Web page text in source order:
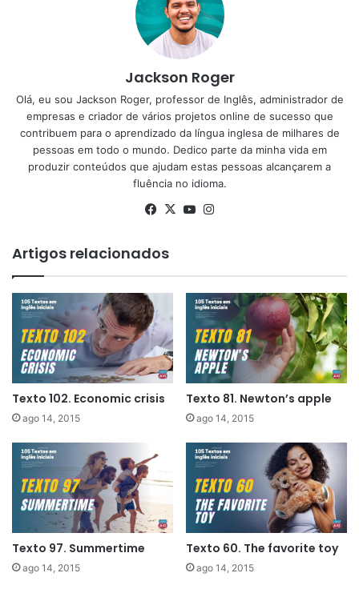
Jackson Roger
Olá, eu sou Jackson Roger, professor de Inglês, administrador de
empresas e criador de vários projetos online de sucesso que
contribuem para o aprendizado da língua inglesa de milhares de
pessoas em todo o mundo. Dedico parte da minha vida em
produzir conteúdos que ajudam estas pessoas alcançarem a
fluência no idioma.
Facebook
X YouTube
Artigos relacionados
Texto 102. Economic crisis
ago 14, 2015
Texto 81. Newton’s apple
ago 14, 2015
Texto 97. Summertime
ago 14, 2015
Texto 60. The favorite toy
ago 14, 2015